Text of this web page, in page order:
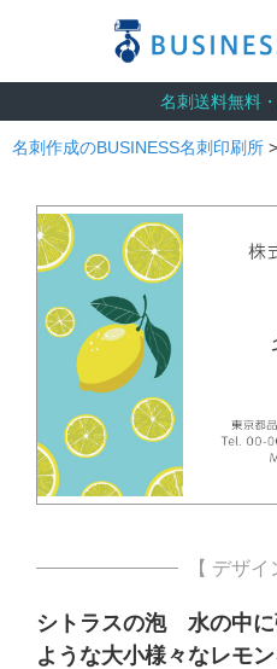
名刺送料無料
名刺作成のBUSINESS名刺印刷所 >
【 デザイ
シトラスの泡 水の中
ような大小様々なレモ